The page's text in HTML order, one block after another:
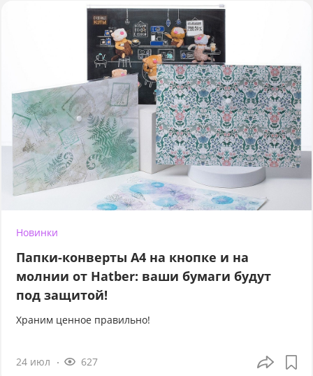
Новинки
Папки-конверты А4 на кнопке и на
молнии от Hatber: ваши бумаги будут
под защитой!
Храним ценное правильно!
24 июл 627